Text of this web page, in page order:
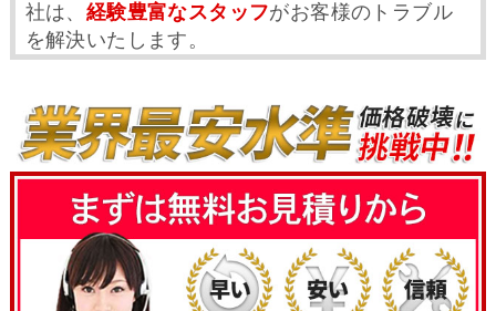
社は、 経験豊富なスタッフがお客様のトラブル
を解決いたします。